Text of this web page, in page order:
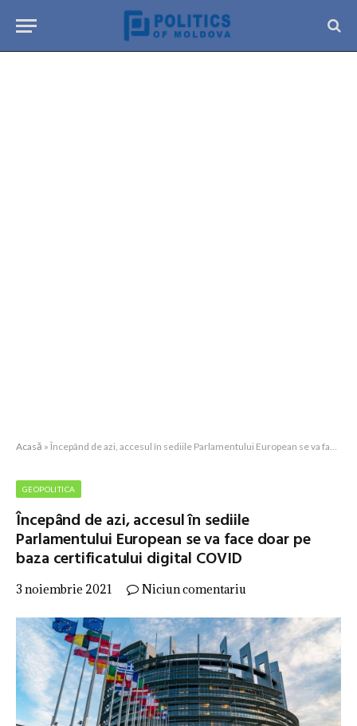
Acasă » Începând de azi, accesul în sediile Parlamentului European se va face doar pe baza certificatului digital COVID
GEOPOLITICA
Începând de azi, accesul în sediile
Parlamentului European se va face doar pe
baza certificatului digital COVID
3 noiembrie 2021 Niciun comentariu